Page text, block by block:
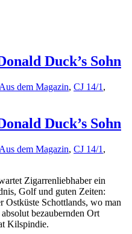
Duck’s Sohn
Aus dem Magazin, CJ 14/1 ,
Duck’s Sohn
Aus dem Magazin, CJ 14/1 ,
Zigarrenliebhaber ein
Golf und guten Zeiten:
Ostküste Schottlands, wo man
bezaubernden Ort
Kilspindie.